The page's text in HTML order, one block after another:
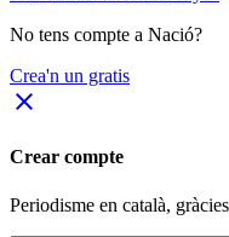
No tens compte a Nació?
Crea'n un gratis
close
Crear compte
Periodisme en català,